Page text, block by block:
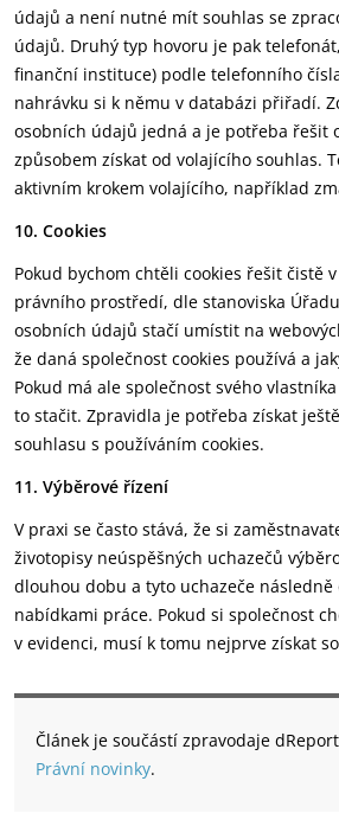
údajů a není nutné mít souhlas se
údajů. Druhý typ hovoru je pak
finanční instituce) podle telefonního
nahrávku si k němu v databázi přiřadí.
osobních údajů jedná a je potřeba řešit
způsobem získat od volajícího souhlas.
aktivním krokem volajícího, například
10. Cookies
Pokud bychom chtěli cookies řešit čistě
právního prostředí, dle stanoviska
osobních údajů stačí umístit na
že daná společnost cookies používá a
Pokud má ale společnost svého
to stačit. Zpravidla je potřeba získat
souhlasu s používáním cookies.
11. Výběrové řízení
V praxi se často stává, že si
životopisy neúspěšných uchazečů
dlouhou dobu a tyto uchazeče
nabídkami práce. Pokud si společnost
v evidenci, musí k tomu nejprve získat
Článek je součástí zpravodaje
Právní novinky.